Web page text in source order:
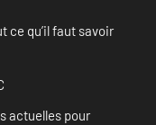
ce qu’il faut savoir
actuelles pour